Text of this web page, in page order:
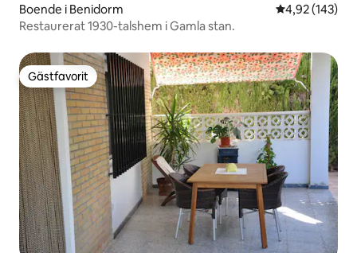
Boende i Benidorm 4,92 av 5 i
4,92 (143)
Restaurerat 1930-talshem i Gamla stan.
Gästfavorit
Gästfavorit